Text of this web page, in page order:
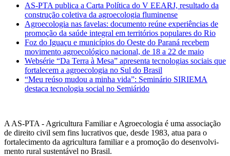
AS-PTA publica a Carta Política do V EEARJ, resultado da
construção coletiva da agroecologia fluminense
Agroecologia nas favelas: documento reúne experiências de
promoção da saúde integral em territórios populares do Rio
Foz do Iguaçu e municípios do Oeste do Paraná recebem
movimento agroecológico nacional, de 18 a 22 de maio
Websérie “Da Terra à Mesa” apresenta tecnologias sociais que
fortalecem a agroecologia no Sul do Brasil
“Meu reúso mudou a minha vida”: Seminário SIRIEMA
destaca tecnologia social no Semiárido
A AS-PTA - Agricultura Familiar e Agro­ecologia é uma associação
de direito civil sem fins lucrativos que, desde 1983, atua para o
fortalecimento da agricultura familiar e a promoção do desenvolvi­
mento rural sustentável no Brasil.